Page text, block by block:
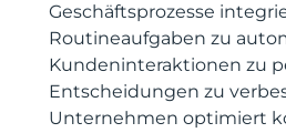
Geschäftsprozesse
Routineaufgaben zu
Kundeninteraktionen zu
Entscheidungen zu
Unternehmen optimiert